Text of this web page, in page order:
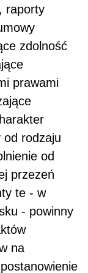
raporty
zdolność
prawami
od rodzaju
od
przezeń
te - w
- powinny
na